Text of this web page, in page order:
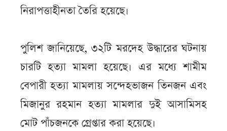
নিরাপত্তাহীনতা তৈরি হয়েছে।
পুলিশ জানিয়েছে, ৩২টি মরদেহ উদ্ধারের ঘটনায়
চারটি হত্যা মামলা হয়েছে। এর মধ্যে শামীম
বেপারী হত্যা মামলায় সন্দেহভাজন তিনজন এবং
মিজানুর রহমান হত্যা মামলার দুই আসামিসহ
মোট পাঁচজনকে গ্রেপ্তার করা হয়েছে।